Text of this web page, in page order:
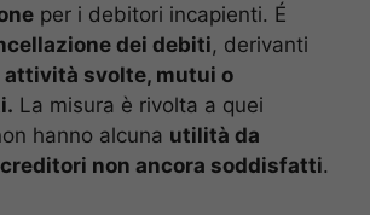
per i debitori incapienti. É
dei debiti, derivanti
attività svolte, mutui o
La misura è rivolta a quei
hanno alcuna utilità da
non ancora soddisfatti.